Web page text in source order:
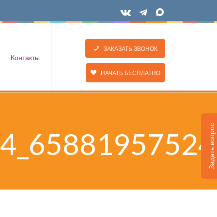
Контакты
ЗАКАЗАТЬ ЗВОНОК
НАЧАТЬ БЕСПЛАТНО
Задать вопрос